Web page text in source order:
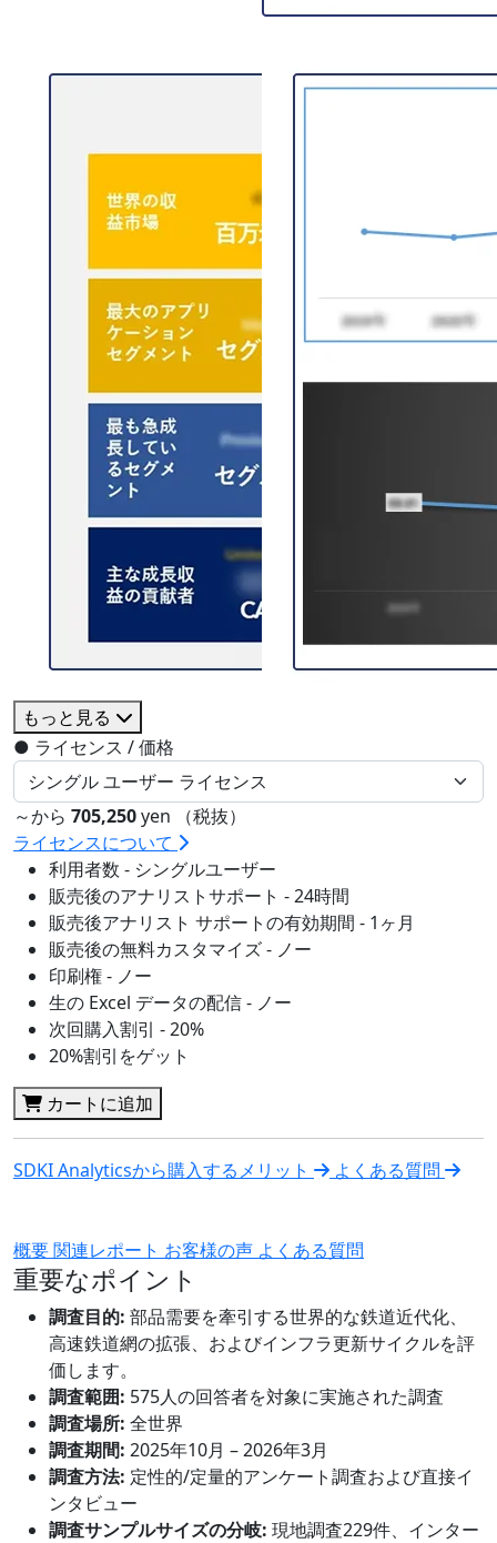
もっと見る
● ライセンス / 価格
～から 705,250yen （税抜）
ライセンスについて
利用者数 - シングルユーザー
販売後のアナリストサポート - 24時間
販売後アナリスト サポートの有効期間 - 1ヶ月
販売後の無料カスタマイズ - ノー
印刷権 - ノー
生の Excel データの配信 - ノー
次回購入割引 - 20%
20%割引をゲット
カートに追加
SDKI Analyticsから購入するメリット よくある質問
概要関連レポート お客様の声 よくある質問
重要なポイント
調査目的: 部品需要を牽引する世界的な鉄道近代化、
高速鉄道網の拡張、およびインフラ更新サイクルを評
価します。
調査範囲: 575人の回答者を対象に実施された調査
調査場所: 全世界
調査期間: 2025年10月 – 2026年3月
調査方法: 定性的/定量的アンケート調査および直接イ
ンタビュー
調査サンプルサイズの分岐: 現地調査229件、インター